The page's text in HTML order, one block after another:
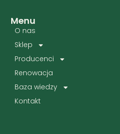
Menu
O nas
Sklep
Producenci
Renowacja
Baza wiedzy
Kontakt